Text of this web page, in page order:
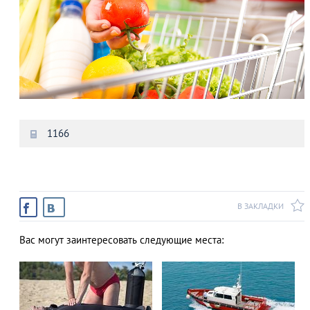
1166
В ЗАКЛАДКИ
Вас могут заинтересовать следующие места: